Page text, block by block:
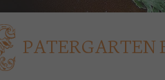
PATERGARTEN